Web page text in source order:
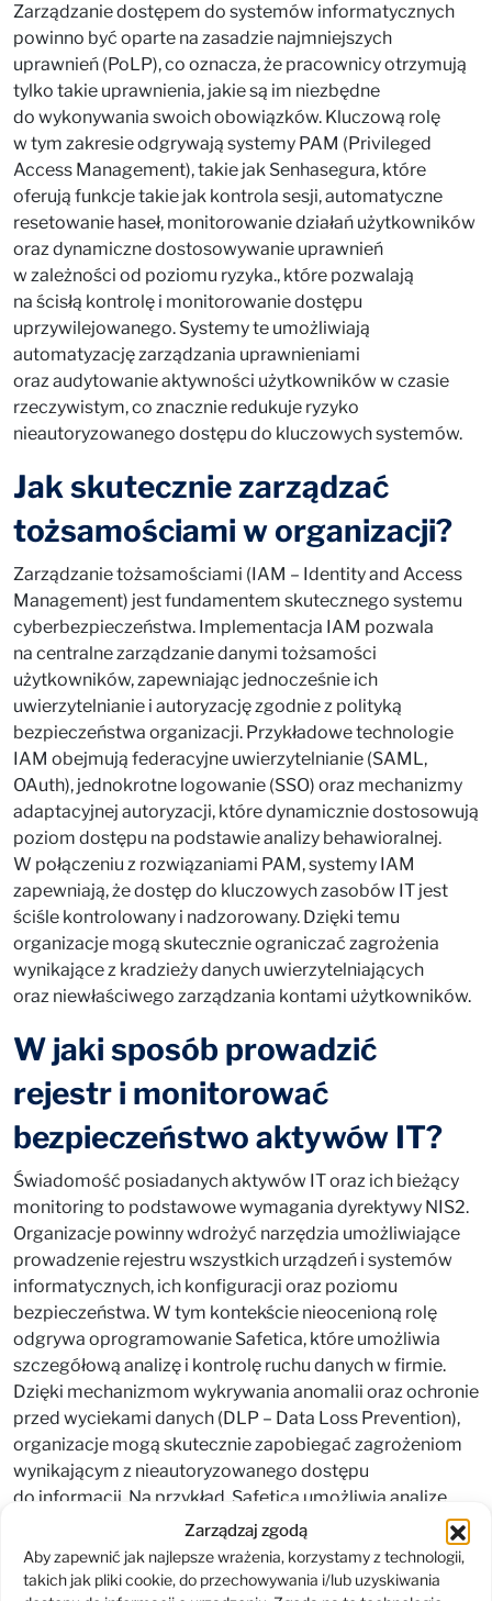
Zarządzaj zgodą
Aby zapewnić jak najlepsze wrażenia, korzystamy z technologii,
takich jak pliki cookie, do przechowywania i/lub uzyskiwania
Zarządzanie dostępem do systemów informatycznych
powinno być oparte na zasadzie najmniejszych
uprawnień (PoLP), co oznacza, że pracownicy otrzymują
tylko takie uprawnienia, jakie są im niezbędne
do wykonywania swoich obowiązków. Kluczową rolę
w tym zakresie odgrywają systemy PAM (Privileged
Access Management), takie jak Senhasegura, które
oferują funkcje takie jak kontrola sesji, automatyczne
resetowanie haseł, monitorowanie działań użytkowników
oraz dynamiczne dostosowywanie uprawnień
w zależności od poziomu ryzyka., które pozwalają
na ścisłą kontrolę i monitorowanie dostępu
uprzywilejowanego. Systemy te umożliwiają
automatyzację zarządzania uprawnieniami
oraz audytowanie aktywności użytkowników w czasie
rzeczywistym, co znacznie redukuje ryzyko
nieautoryzowanego dostępu do kluczowych systemów.
Jak skutecznie zarządzać
tożsamościami w organizacji?
Zarządzanie tożsamościami (IAM – Identity and Access
Management) jest fundamentem skutecznego systemu
cyberbezpieczeństwa. Implementacja IAM pozwala
na centralne zarządzanie danymi tożsamości
użytkowników, zapewniając jednocześnie ich
uwierzytelnianie i autoryzację zgodnie z polityką
bezpieczeństwa organizacji. Przykładowe technologie
IAM obejmują federacyjne uwierzytelnianie (SAML,
OAuth), jednokrotne logowanie (SSO) oraz mechanizmy
adaptacyjnej autoryzacji, które dynamicznie dostosowują
poziom dostępu na podstawie analizy behawioralnej.
W połączeniu z rozwiązaniami PAM, systemy IAM
zapewniają, że dostęp do kluczowych zasobów IT jest
ściśle kontrolowany i nadzorowany. Dzięki temu
organizacje mogą skutecznie ograniczać zagrożenia
wynikające z kradzieży danych uwierzytelniających
oraz niewłaściwego zarządzania kontami użytkowników.
W jaki sposób prowadzić
rejestr i monitorować
bezpieczeństwo aktywów IT?
Świadomość posiadanych aktywów IT oraz ich bieżący
monitoring to podstawowe wymagania dyrektywy NIS2.
Organizacje powinny wdrożyć narzędzia umożliwiające
prowadzenie rejestru wszystkich urządzeń i systemów
informatycznych, ich konfiguracji oraz poziomu
bezpieczeństwa. W tym kontekście nieocenioną rolę
odgrywa oprogramowanie Safetica, które umożliwia
szczegółową analizę i kontrolę ruchu danych w firmie.
Dzięki mechanizmom wykrywania anomalii oraz ochronie
przed wyciekami danych (DLP – Data Loss Prevention),
organizacje mogą skutecznie zapobiegać zagrożeniom
wynikającym z nieautoryzowanego dostępu
do informacji. Na przykład, Safetica umożliwia analizę
wzorców użytkowania danych, wykrywanie podejrzanych
transferów plików oraz wdrażanie polityk blokujących
przesyłanie wrażliwych informacji poza organizację.